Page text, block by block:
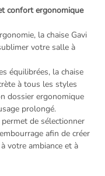
confort ergonomique
la chaise Gavi
votre salle à
équilibrées, la chaise
à tous les styles
dossier ergonomique
prolongé.
de sélectionner
afin de créer
votre ambiance et à